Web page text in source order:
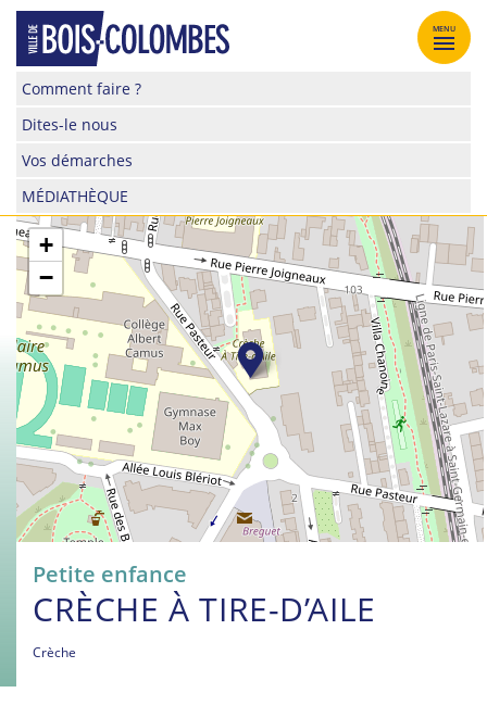
Skip
content
Site
de
la
de
Bois-
Colombes
Comment faire ?
Dites-le nous
Vos démarches
MÉDIATHÈQUE
MENU
+
−
Petite enfance
CRÈCHE À TIRE-D’AILE
Crèche